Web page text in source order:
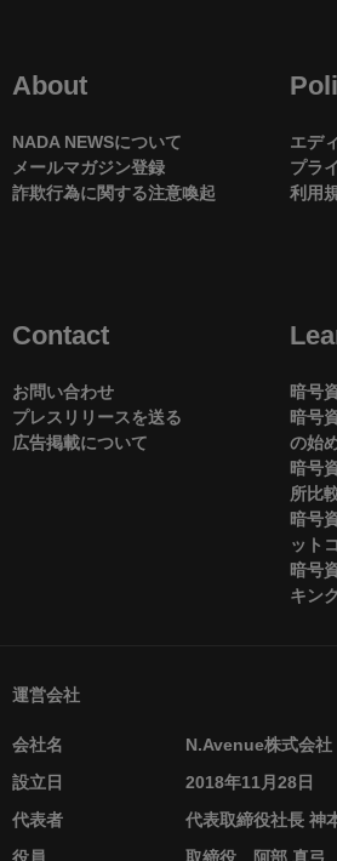
About
NADA NEWSについて
メールマガジン登録
詐欺行為に関する注意喚起
エデ
プラ
利用
Contact
お問い合わせ
プレスリリースを送る
広告掲載について
暗号
暗号
の始
暗号
所比
暗号
ット
暗号
キン
運営会社
会社名
N.Avenue株式会社
設立日
2018年11月28日
代表者
代表取締役社長 神